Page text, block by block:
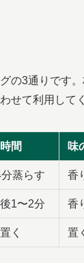
の3通りです
せて利用して
間 味
蒸らす 香
1〜2分 香
く 置